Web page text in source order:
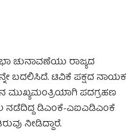
ಚುನಾವಣೆಯು ರಾಜ್ಯದ
ಬದಲಿಸಿದೆ. ಟಿವಿಕೆ ಪಕ್ಷದ ನಾಯಕ
ಪದಗ್ರಹಣ
ನಡೆದಿದ್ದ ಡಿಎಂಕೆ-ಎಐಎಡಿಎಂಕೆ
ನೀಡಿದ್ದಾರೆ.